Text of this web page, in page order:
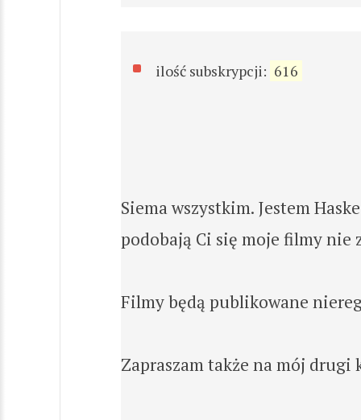
ilość subskrypcji: 616
Siema wszystkim. Jestem
podobają Ci się moje filmy nie
Filmy będą publikowane
Zapraszam także na mój drugi